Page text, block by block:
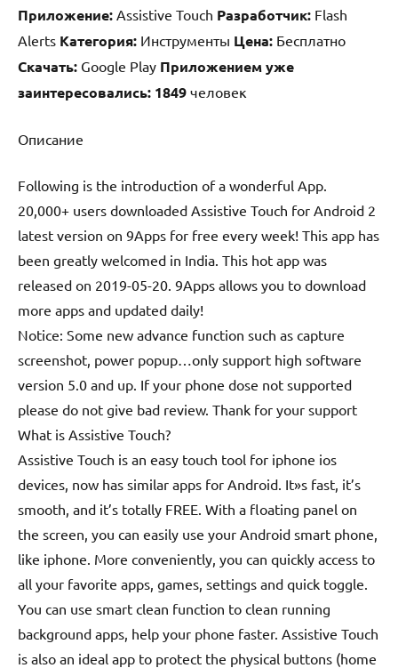
Приложение: Assistive Touch Разработчик: Flash
Alerts Категория: Инструменты Цена: Бесплатно
Скачать: Google Play Приложением уже
заинтересовались: 1849 человек
Описание
Following is the introduction of a wonderful App.
20,000+ users downloaded Assistive Touch for Android 2
latest version on 9Apps for free every week! This app has
been greatly welcomed in India. This hot app was
released on 2019-05-20. 9Apps allows you to download
more apps and updated daily!
Notice: Some new advance function such as capture
screenshot, power popup…only support high software
version 5.0 and up. If your phone dose not supported
please do not give bad review. Thank for your support
What is Assistive Touch?
Assistive Touch is an easy touch tool for iphone ios
devices, now has similar apps for Android. It»s fast, it’s
smooth, and it’s totally FREE. With a floating panel on
the screen, you can easily use your Android smart phone,
like iphone. More conveniently, you can quickly access to
all your favorite apps, games, settings and quick toggle.
You can use smart clean function to clean running
background apps, help your phone faster. Assistive Touch
is also an ideal app to protect the physical buttons (home